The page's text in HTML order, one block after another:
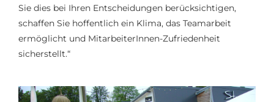
Sie dies bei Ihren Entscheidungen berücksichtigen,
schaffen Sie hoffentlich ein Klima, das Teamarbeit
ermöglicht und MitarbeiterInnen-Zufriedenheit
sicherstellt.“